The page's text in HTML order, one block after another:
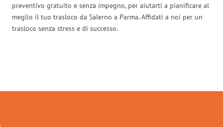
preventivo gratuito e senza impegno, per aiutarti a pianificare al
meglio il tuo trasloco da Salerno a Parma. Affidati a noi per un
trasloco senza stress e di successo.